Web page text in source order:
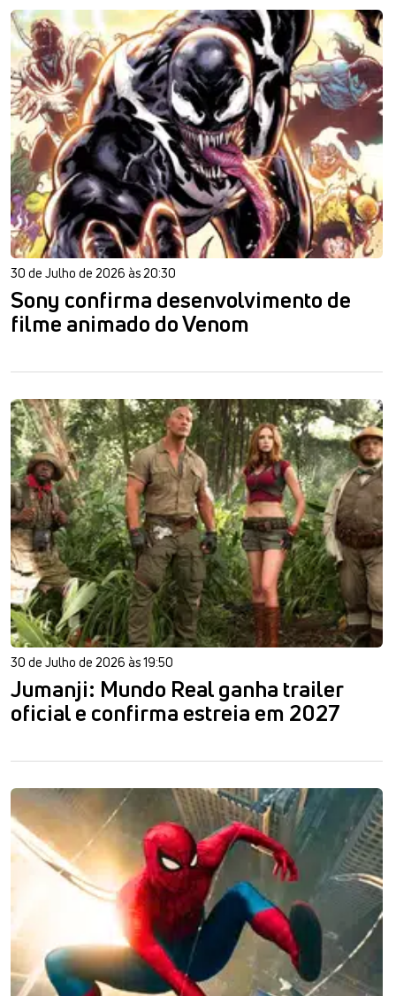
30 de Julho de 2026 às 20:30
Sony confirma desenvolvimento de
filme animado do Venom
30 de Julho de 2026 às 19:50
Jumanji: Mundo Real ganha trailer
oficial e confirma estreia em 2027